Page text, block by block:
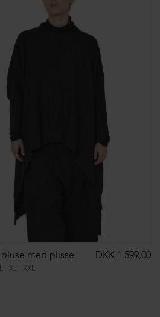
L XL XXL
bluse med plisse DKK 1.599,00